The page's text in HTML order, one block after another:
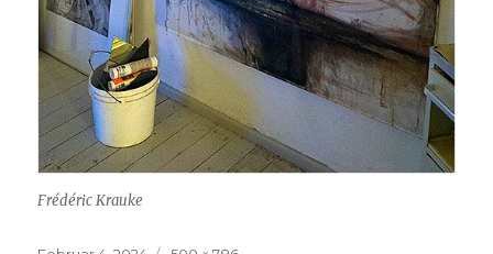
Frédéric Krauke